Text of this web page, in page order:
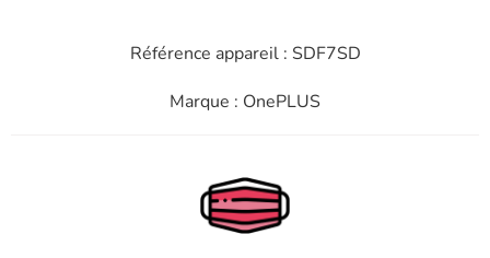
Référence appareil : SDF7SD
Marque : OnePLUS